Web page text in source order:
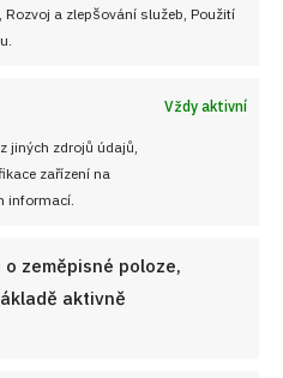
a zlepšování služeb, Použití
Vždy aktivní
jiných zdrojů údajů,
zařízení na
informací.
zeměpisné poloze,
aktivně
Zimní zásoba bez
práce